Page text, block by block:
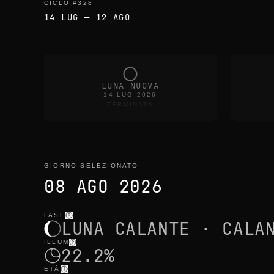
CICLO #328
14 LUG — 12 AGO
LUNA NUOVA
14 LUG 2026
GIORNO SELEZIONATO
08 AGO 2026
giorno selezionato
FASE
LUNA CALANTE ·
ILLUM
22.2%
ETÀ